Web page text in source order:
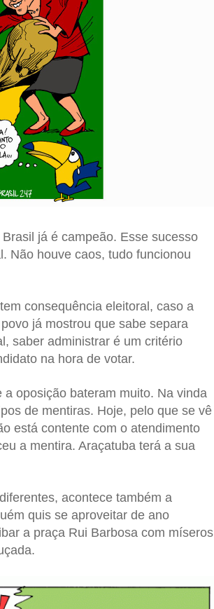
já é campeão. Esse sucesso
Não houve caos, tudo funcionou
consequência eleitoral, caso a
já mostrou que sabe separa
saber administrar é um critério
na hora de votar.
a oposição bateram muito. Na vinda
de mentiras. Hoje, pelo que se vê
está contente com o atendimento
a mentira. Araçatuba terá a sua
acontece também a
quis se aproveitar de ano
a praça Rui Barbosa com míseros